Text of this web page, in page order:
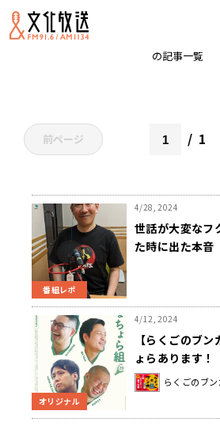
の記事一覧
前ページ 1
番組レポ
4/28, 2024
世話が大変なフ
た時に出た本音
オリジナル
4/12, 2024
【らくごのブ
ょらあります！
らくごのブン